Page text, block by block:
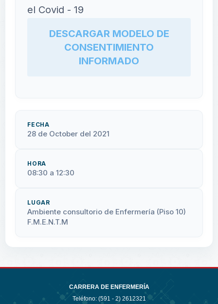
el Covid - 19
DESCARGAR MODELO DE
CONSENTIMIENTO
INFORMADO
FECHA
28 de October del 2021
HORA
08:30 a 12:30
LUGAR
Ambiente consultorio de Enfermería (Piso 10)
F.M.E.N.T.M
CARRERA DE ENFERMERÍA
Teléfono: (591 - 2) 2612321